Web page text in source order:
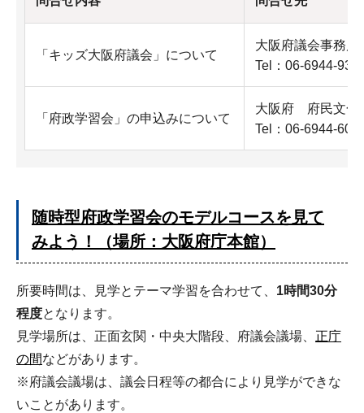
「キッズ大阪府議会」について
大阪府議会事務
Tel：06-6944-
「府政学習会」の申込みについて
大阪府 府民文
Tel：06-6944-
随時型府政学習会のモデルコースを見て
みよう！（場所：大阪府庁本館）
所要時間は、見学とテーマ学習を合わせて、 1時間30分
程度となります。
見学場所は、正面玄関・中央大階段、府議会議場、 正庁
の間などがあります。
※府議会議場は、議会日程等の都合により見学ができな
いことがあります。